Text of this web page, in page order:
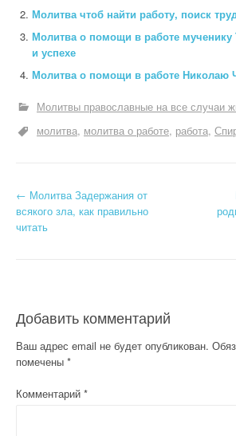
Молитва чтоб найти работу, поиск
Молитва о помощи в работе мученику
и успехе
Молитва о помощи в работе Николаю
Молитвы православные на все случаи
молитва молитва о работе работа
Н
а
г
а
ц
и
← Молитва Задержания от
всякого зла, как правильно
читать
Добавить комментарий
Ваш адрес email не будет опубликован.
помечены *
Комментарий *